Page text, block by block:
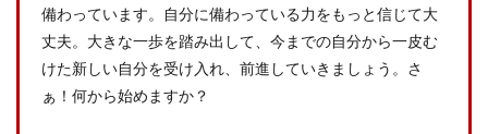
備わっています。自分に備わっている力をもっと信じて大
丈夫。大きな一歩を踏み出して、今までの自分から一皮む
けた新しい自分を受け入れ、前進していきましょう。さ
ぁ！何から始めますか？